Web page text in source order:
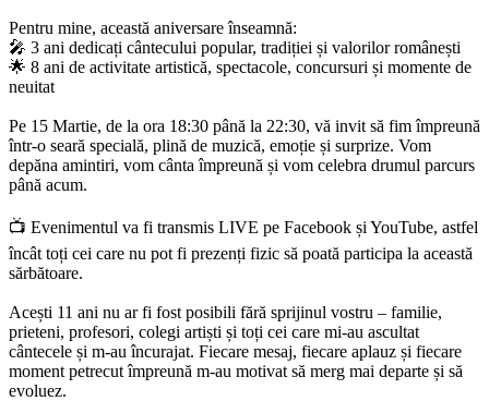
Pentru mine, această aniversare înseamnă:
🎤 3 ani dedicați cântecului popular, tradiției și valorilor românești
🌟 8 ani de activitate artistică, spectacole, concursuri și momente de
neuitat
Pe 15 Martie, de la ora 18:30 până la 22:30, vă invit să fim împreună
într-o seară specială, plină de muzică, emoție și surprize. Vom
depăna amintiri, vom cânta împreună și vom celebra drumul parcurs
până acum.
📺 Evenimentul va fi transmis LIVE pe Facebook și YouTube, astfel
încât toți cei care nu pot fi prezenți fizic să poată participa la această
sărbătoare.
Acești 11 ani nu ar fi fost posibili fără sprijinul vostru – familie,
prieteni, profesori, colegi artiști și toți cei care mi-au ascultat
cântecele și m-au încurajat. Fiecare mesaj, fiecare aplauz și fiecare
moment petrecut împreună m-au motivat să merg mai departe și să
evoluez.